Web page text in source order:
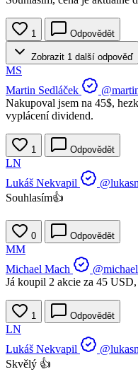
1 Odpovědět
Zobrazit 1 další odpověď
MS
Martin Sedláček
Nakupoval jsem na 45$,
vyplácení dividend.
1 Odpovědět
LN
Lukáš Nekvapil
Souhlasím👍
0 Odpovědět
MM
Michael Mach
Já koupil 2 akcie za 45
1 Odpovědět
LN
Lukáš Nekvapil
Skvělý 👍